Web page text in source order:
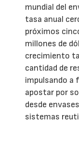
mundial del
tasa anual
próximos
millones de
crecimiento
cantidad de
impulsando a
apostar por
desde
sistemas